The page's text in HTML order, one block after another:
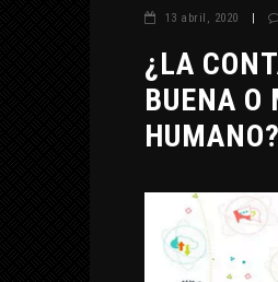
13 abril, 2020 |
¿LA
BUENA O
HUMANO?